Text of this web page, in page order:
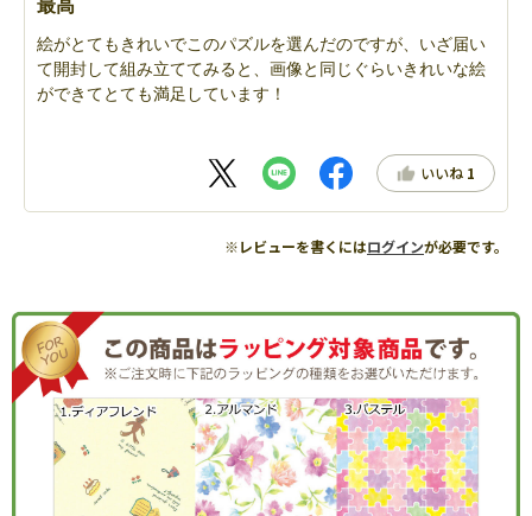
最高
絵がとてもきれいでこのパズルを選んだのですが、いざ届い
て開封して組み立ててみると、画像と同じぐらいきれいな絵
ができてとても満足しています！
いいね 1
※レビューを書くにはログインが必要です。